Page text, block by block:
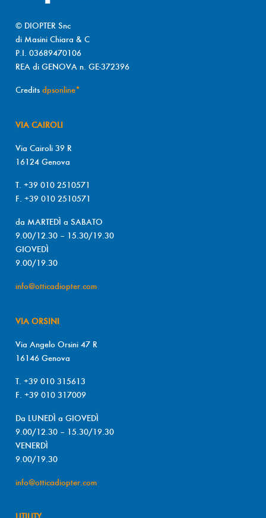
© DIOPTER Snc
di Masini Chiara & C
P.I. 03689470106
REA di GENOVA n. GE-372396
Credits dpsonline*
VIA CAIROLI
Via Cairoli 39 R
16124 Genova
T. +39 010 2510571
F. +39 010 2510571
da MARTEDÌ a SABATO
9.00/12.30 – 15.30/19.30
GIOVEDÌ
9.00/19.30
info@otticadiopter.com
VIA ORSINI
Via Angelo Orsini 47 R
16146 Genova
T. +39 010 315613
F. +39 010 317009
Da LUNEDÌ a GIOVEDÌ
9.00/12.30 – 15.30/19.30
VENERDÌ
9.00/19.30
info@otticadiopter.com